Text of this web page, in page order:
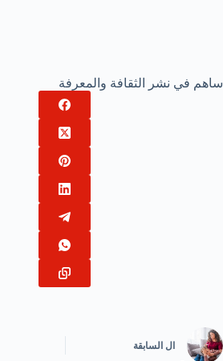
ساهم في نشر الثقافة والمعرفة
ال السابقة